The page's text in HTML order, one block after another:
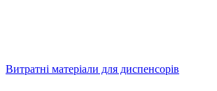
Витратні матеріали для диспенсорів